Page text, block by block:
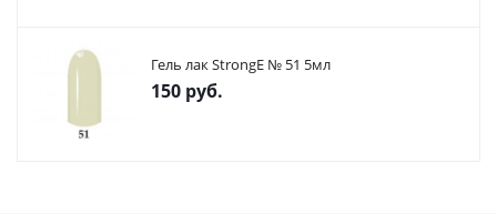
Гель лак StrongE № 51 5мл
150 руб.